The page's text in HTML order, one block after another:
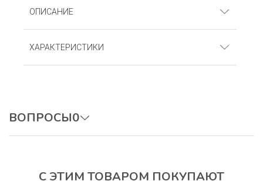
ОПИСАНИЕ
Бриджи для девочек. Рибана (95% хлопок, 5%
ХАРАКТЕРИСТИКИ
ВОПРОСЫ0
С ЭТИМ ТОВАРОМ ПОКУПАЮТ